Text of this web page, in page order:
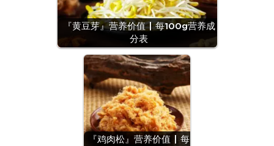
『黄豆芽』营养价值 | 每100g营养成
分表
『鸡肉松』营养价值 | 每